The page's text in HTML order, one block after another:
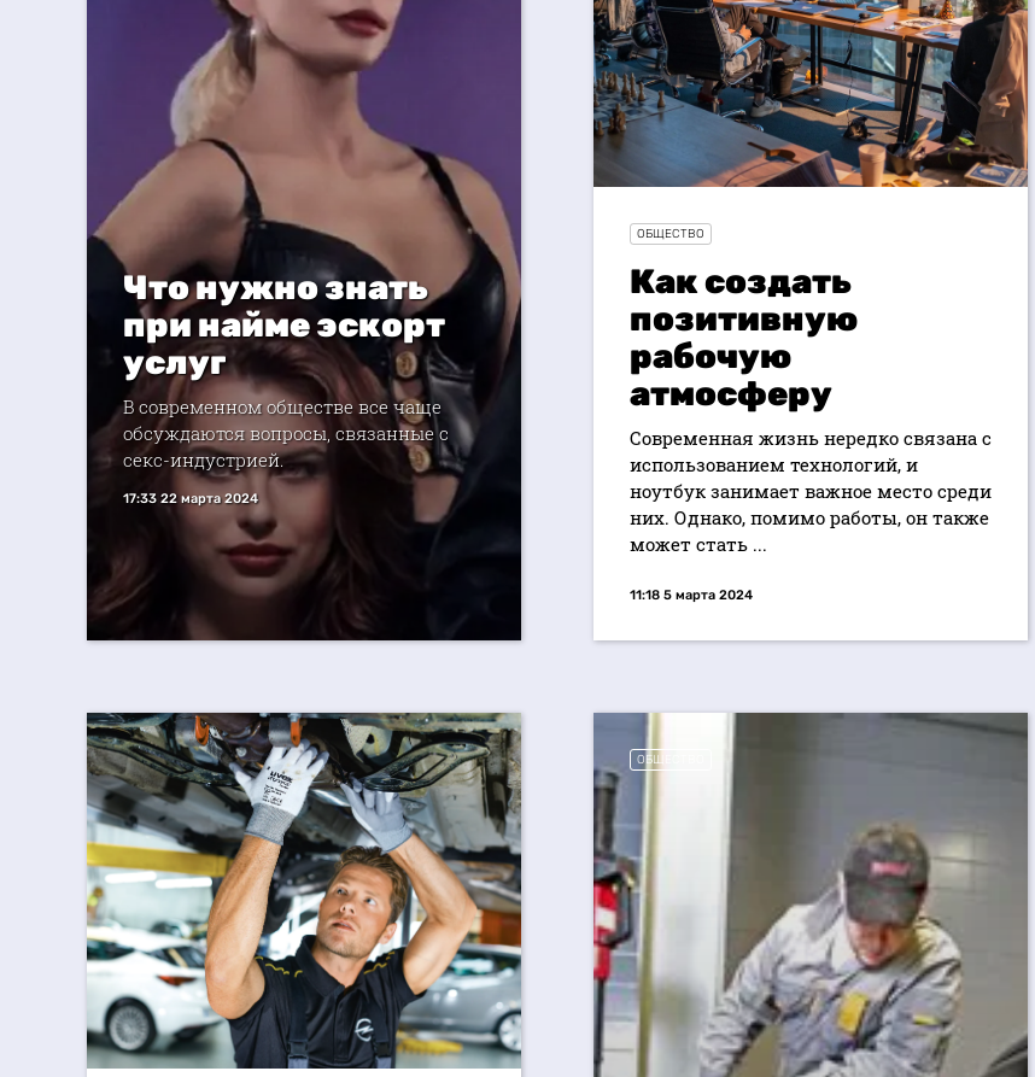
Что нужно знать
при найме эскорт
услуг
В современном обществе все чаще
обсуждаются вопросы, связанные с
секс-индустрией.
17:33 22 марта 2024
ОБЩЕСТВО
Как создать
позитивную
рабочую
атмосферу
Современная жизнь нередко связана с
использованием технологий, и
ноутбук занимает важное место среди
них. Однако, помимо работы, он также
может стать ...
11:18 5 марта 2024
ОБЩЕСТВО